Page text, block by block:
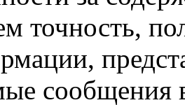
точность,
сообщения